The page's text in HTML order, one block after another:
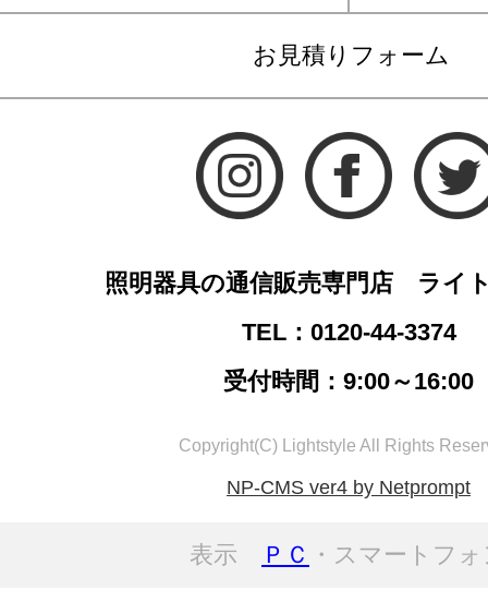
お見積りフォーム
照明器具の通信販売専門店 ライ
TEL：0120-44-3374
受付時間：9:00～16:00
Copyright(C) Lightstyle All Rights
NP-CMS ver4 by Netprompt
表示 ＰＣ ・スマートフ